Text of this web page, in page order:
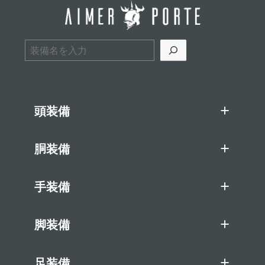
検索
頭装備
胴装備
手装備
脚装備